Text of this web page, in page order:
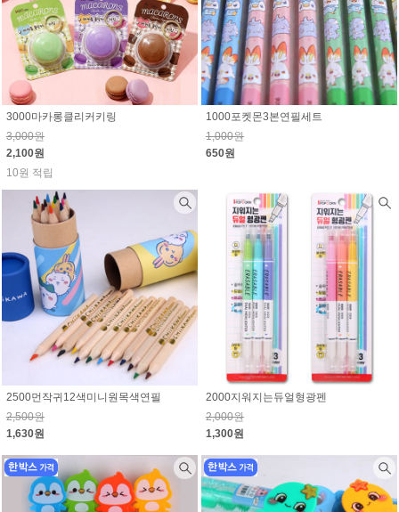
3000마카롱클리커키링
3,000원
2,100원
10원 적립
1000포켓몬3본연필세트
1,000원
650원
2500먼작귀12색미니원목색연필
2,500원
1,630원
2000지워지는듀얼형광펜
2,000원
1,300원